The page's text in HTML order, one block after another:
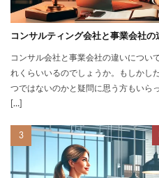
コンサルティング会社と事業会社の
コンサル会社と事業会社の違いについ
れくらいいるのでしょうか。もしかし
つではないのかと疑問に思う方もいら
[…]